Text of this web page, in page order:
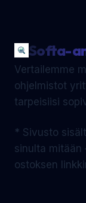
Softa-
Vertailemme
ohjelmistot
tarpeisiisi
* Sivusto
sinulta mitään
ostoksen